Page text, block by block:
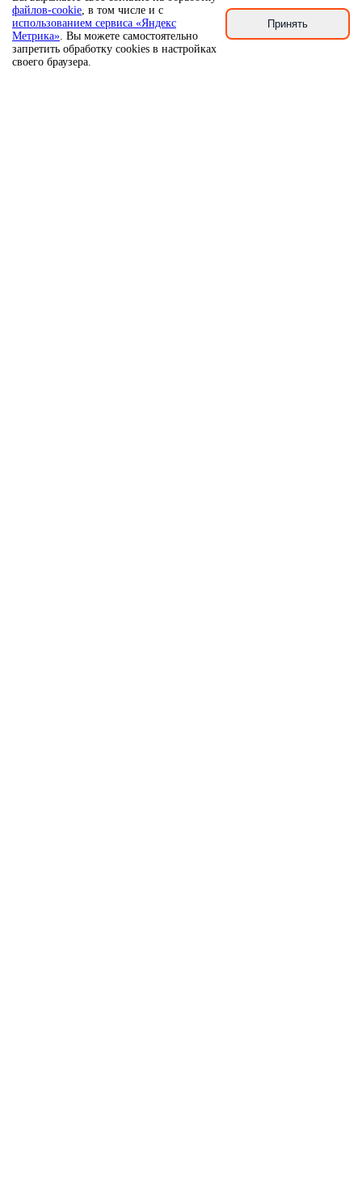
файлов-cookie, в том числе и с
использованием сервиса «Яндекс
Метрика». Вы можете самостоятельно
запретить обработку cookies в настройках
своего браузера.
Принять